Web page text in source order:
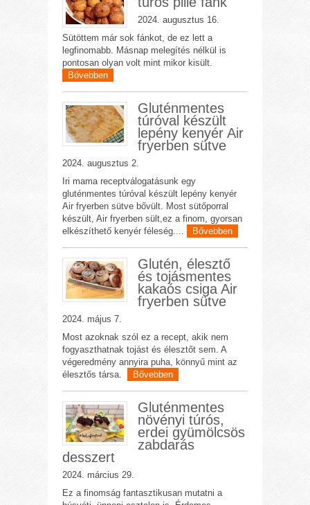
2024. augusztus 16.
Sütöttem már sok fánkot, de ez lett a
legfinomabb. Másnap melegítés nélkül is
pontosan olyan volt mint mikor kisült.
Bővebben
Gluténmentes
túróval készült
lepény kenyér Air
fryerben sütve
2024. augusztus 2.
Iri mama receptválogatásunk egy
gluténmentes túróval készült lepény kenyér
Air fryerben sütve bővült. Most sütőporral
készült, Air fryerben sült,ez a finom, gyorsan
elkészíthető kenyér féleség....
Bővebben
Glutén, élesztő
és tojásmentes
kakaós csiga Air
fryerben sütve
2024. május 7.
Most azoknak szól ez a recept, akik nem
fogyaszthatnak tojást és élesztőt sem. A
végeredmény annyira puha, könnyű mint az
élesztős társa.
Bővebben
Gluténmentes
növényi túrós,
erdei gyümölcsös
zabdarás
desszert
2024. március 29.
Ez a finomság fantasztikusan mutatni a